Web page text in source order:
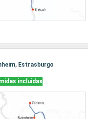
Estrasburgo
incluidas